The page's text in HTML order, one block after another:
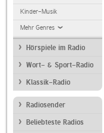
Kinder-Musik
Mehr Genres
Hörspiele im Radio
Wort- & Sport-Radio
Klassik-Radio
Radiosender
Beliebteste Radios